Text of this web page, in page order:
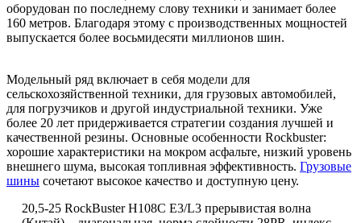
оборудован по последнему слову техники и занимает более
160 метров. Благодаря этому с производственных мощностей
выпускается более восьмидесяти миллионов шин.
Модельный ряд включает в себя модели для
сельскохозяйственной техники, для грузовых автомобилей,
для погрузчиков и другой индустриальной техники. Уже
более 20 лет придерживается стратегии создания лучшей и
качественной резины. Основные особенности Rockbuster:
хорошие характеристики на мокром асфальте, низкий уровень
внешнего шума, высокая топливная эффективность. Грузовые
шины сочетают высокое качество и доступную цену.
20,5-25 RockBusterН108C E3/L3 прерывистая волна